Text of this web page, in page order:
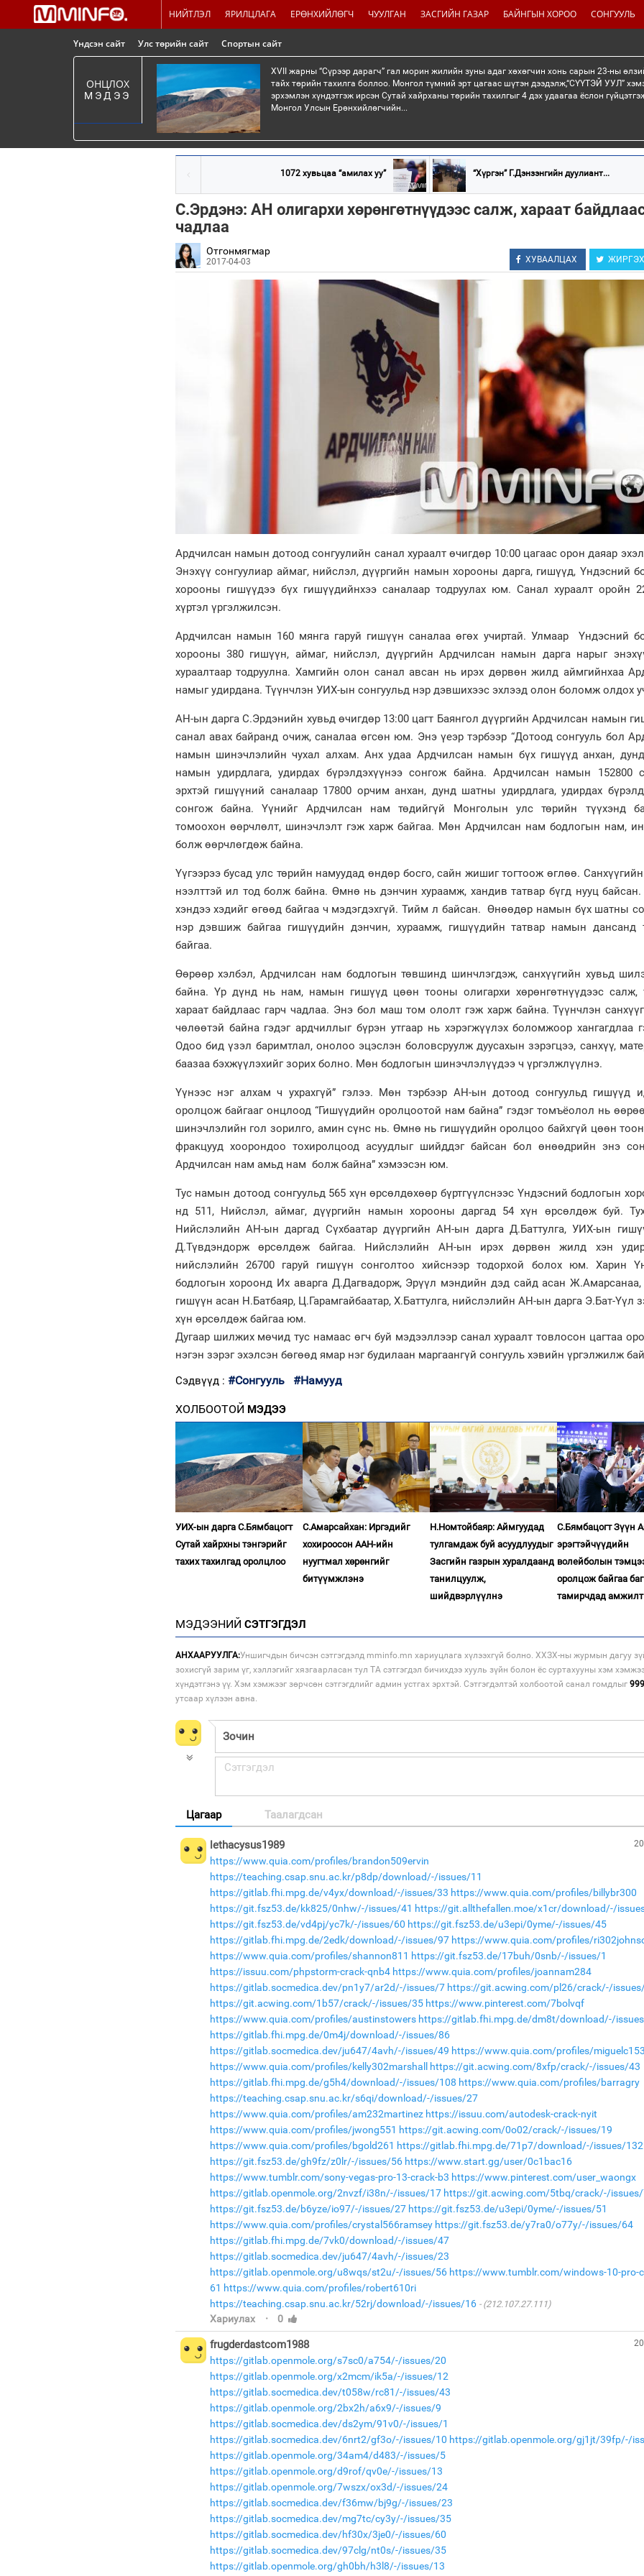
НИЙТЛЭЛ ЯРИЛЦЛАГА ЕРӨНХИЙЛӨГЧ ЧУУЛГАН ЗАСГИЙН ГАЗАР БАЙНГЫН ХОРОО СОНГУУЛЬ
Үндсэн сайт Улс төрийн сайт Спортын сайт
ОНЦЛОХ
МЭДЭЭ
XVII жарны “Сүрээр дарагч” гал морин жилийн зуны адаг хөхөгчин хонь сарын 23-ны
тайх төрийн тахилга боллоо. Монгол түмний эрт цагаас шүтэн дээдэлж,“СҮҮТЭЙ УУЛ”
эрхэмлэн хүндэтгэж ирсэн Сутай хайрханы төрийн тахилгыг 4 дэх удаагаа ёслон
Монгол Улсын Ерөнхийлөгчийн...
1072 хувьцаа “амилах уу” “Хүргэн” Г.Дэнзэнгийн дуулиант...
С.Эрдэнэ: АН олигархи хөрөнгөтнүүдээс салж, хараат
чадлаа
Отгонмягмар
2017-04-03 ХУВААЛЦАХ ЖИРГЭХ
Ардчилсан намын дотоод сонгуулийн санал хураалт өчигдөр 10:00 цагаас орон даяар
Энэхүү сонгуулиар аймаг, нийслэл, дүүргийн намын хорооны дарга, гишүүд, Үндэсний
хорооны гишүүдээ бүх гишүүдийнхээ саналаар тодруулах юм. Санал хураалт оройн
хүртэл үргэлжилсэн.
Ардчилсан намын 160 мянга гаруй гишүүн саналаа өгөх учиртай. Улмаар Үндэсний
хорооны 380 гишүүн, аймаг, нийслэл, дүүргийн Ардчилсан намын дарга нарыг
хураалтаар тодруулна. Хамгийн олон санал авсан нь ирэх дөрвөн жилд аймгийнхаа
намыг удирдана. Түүнчлэн УИХ-ын сонгуульд нэр дэвшихээс эхлээд олон боломж олдох
АН-ын дарга С.Эрдэнийн хувьд өчигдөр 13:00 цагт Баянгол дүүргийн Ардчилсан намын
санал авах байранд очиж, саналаа өгсөн юм. Энэ үеэр тэрбээр “Дотоод сонгууль бол
намын шинэчлэлийн чухал алхам. Анх удаа Ардчилсан намын бүх гишүүд анхан,
намын удирдлага, удирдах бүрэлдэхүүнээ сонгож байна. Ардчилсан намын 152800
эрхтэй гишүүний саналаар 17800 орчим анхан, дунд шатны удирдлага, удирдах
сонгож байна. Үүнийг Ардчилсан нам төдийгүй Монголын улс төрийн түүхэнд
томоохон өөрчлөлт, шинэчлэлт гэж харж байгаа. Мөн Ардчилсан нам бодлогын нам,
болж өөрчлөгдөж байна.
Үүгээрээ бусад улс төрийн намуудад өндөр босго, сайн жишиг тогтоож өглөө.
нээлттэй ил тод болж байна. Өмнө нь дэнчин хураамж, хандив татвар бүгд нууц
хэндээ хэдийг өгөөд байгаа ч мэдэгдэхгүй. Тийм л байсан. Өнөөдөр намын бүх шатны
нэр дэвшиж байгаа гишүүдийн дэнчин, хураамж, гишүүдийн татвар намын дансанд
байгаа.
Өөрөөр хэлбэл, Ардчилсан нам бодлогын төвшинд шинчлэгдэж, санхүүгийн хувьд
байна. Үр дүнд нь нам, намын гишүүд цөөн тооны олигархи хөрөнгөтнүүдээс салж,
хараат байдлаас гарч чадлаа. Энэ бол маш том ололт гэж харж байна. Түүнчлэн
чөлөөтэй байна гэдэг ардчиллыг бүрэн утгаар нь хэрэгжүүлэх боломжоор хангагдлаа
Одоо бид үзэл баримтлал, онолоо эцэслэн боловсруулж дуусахын зэрэгцээ, санхүү,
баазаа бэхжүүлэхийг зорих болно. Мөн бодлогын шинэчлэлүүдээ ч үргэлжлүүлнэ.
Үүнээс нэг алхам ч ухрахгүй” гэлээ. Мөн тэрбээр АН-ын дотоод сонгуульд гишүүд
оролцож байгааг онцлоод “Гишүүдийн оролцоотой нам байна” гэдэг томъёолол нь
шинэчлэлийн гол зорилго, амин сүнс нь. Өмнө нь гишүүдийн оролцоо байхгүй цөөн
фракцууд хоорондоо тохиролцоод асуудлыг шийддэг байсан бол өнөөдрийн энэ
Ардчилсан нам амьд нам болж байна” хэмээсэн юм.
Тус намын дотоод сонгуульд 565 хүн өрсөлдөхөөр бүртгүүлснээс Үндэсний бодлогын
нд 511, Нийслэл, аймаг, дүүргийн намын хорооны даргад 54 хүн өрсөлдөж буй.
Нийслэлийн АН-ын даргад Сүхбаатар дүүргийн АН-ын дарга Д.Баттулга, УИХ-ын
Д.Түвдэндорж өрсөлдөж байгаа. Нийслэлийн АН-ын ирэх дөрвөн жилд хэн
нийслэлийн 26700 гаруй гишүүн сонголтоо хийснээр тодорхой болох юм. Харин
бодлогын хороонд Их аварга Д.Дагвадорж, Эрүүл мэндийн дэд сайд асан
гишүүн асан Н.Батбаяр, Ц.Гарамгайбаатар, Х.Баттулга, нийслэлийн АН-ын дарга Э.Бат-Үүл
хүн өрсөлдөж байгаа юм.
Дугаар шилжих мөчид тус намаас өгч буй мэдээллээр санал хураалт товлосон цагтаа
нэгэн зэрэг эхэлсэн бөгөөд ямар нэг будилаан маргаангүй сонгууль хэвийн үргэлжилж
Сэдвүүд : #Сонгууль #Намууд
ХОЛБООТОЙ МЭДЭЭ
УИХ-ын дарга С.Бямбацогт
Сутай хайрхны тэнгэрийг
тахих тахилгад оролцлоо
С.Амарсайхан: Иргэдийг
хохироосон ААН-ийн
нуугтмал хөрөнгийг
битүүмжлэнэ
Н.Номтойбаяр: Аймгуудад
тулгамдаж буй асуудлуудыг
Засгийн газрын хуралдаанд
танилцуулж,
шийдвэрлүүлнэ
С.Бямбацогт Зүүн
эрэгтэйчүүдийн
волейболын
оролцож байгаа баг
тамирчдад амжилт
МЭДЭЭНИЙ СЭТГЭГДЭЛ
АНХААРУУЛГА:Уншигчдын бичсэн сэтгэгдэлд mminfo.mn хариуцлага хүлээхгүй болно. ХХЗХ-ны журмын дагуу
зохисгүй зарим үг, хэллэгийг хязгаарласан тул ТА сэтгэгдэл бичихдээ хууль зүйн болон ёс суртахууны хэм
хүндэтгэнэ үү. Хэм хэмжээг зөрчсөн сэтгэгдлийг админ устгах эрхтэй. Сэтгэгдэлтэй холбоотой санал гомдлыг
утсаар хүлээн авна.
Цагаар Таалагдсан
lethacysus1989
https://www.quia.com/profiles/brandon509ervin
https://teaching.csap.snu.ac.kr/p8dp/download/-/issues/11
https://gitlab.fhi.mpg.de/v4yx/download/-/issues/33 https://www.quia.com/profiles/billybr300
https://git.fsz53.de/kk825/0nhw/-/issues/41 https://git.allthefallen.moe/x1cr/download/-/
https://git.fsz53.de/vd4pj/yc7k/-/issues/60 https://git.fsz53.de/u3epi/0yme/-/issues/45
https://gitlab.fhi.mpg.de/2edk/download/-/issues/97 https://www.quia.com/profiles/
https://www.quia.com/profiles/shannon811 https://git.fsz53.de/17buh/0snb/-/issues/1
https://issuu.com/phpstorm-crack-qnb4 https://www.quia.com/profiles/joannam284
https://gitlab.socmedica.dev/pn1y7/ar2d/-/issues/7 https://git.acwing.com/pl26/crack/-/
https://git.acwing.com/1b57/crack/-/issues/35 https://www.pinterest.com/7bolvqf
https://www.quia.com/profiles/austinstowers https://gitlab.fhi.mpg.de/dm8t/download/-/
https://gitlab.fhi.mpg.de/0m4j/download/-/issues/86
https://gitlab.socmedica.dev/ju647/4avh/-/issues/49 https://www.quia.com/profiles/miguelc153
https://www.quia.com/profiles/kelly302marshall
https://git.acwing.com/8xfp/crack/-/issues/43
https://gitlab.fhi.mpg.de/g5h4/download/-/issues/108 https://www.quia.com/profiles/barragry
https://teaching.csap.snu.ac.kr/s6qi/download/-/issues/27
https://www.quia.com/profiles/am232martinez https://issuu.com/autodesk-crack-nyit
https://www.quia.com/profiles/jwong551 https://git.acwing.com/0o02/crack/-/issues/19
https://www.quia.com/profiles/bgold261 https://gitlab.fhi.mpg.de/71p7/download/-/issues/132
https://git.fsz53.de/gh9fz/z0lr/-/issues/56 https://www.start.gg/user/0c1bac16
https://www.tumblr.com/sony-vegas-pro-13-crack-b3 https://www.pinterest.com/user_waongx
https://gitlab.openmole.org/2nvzf/i38n/-/issues/17 https://git.acwing.com/5tbq/crack/-/
https://git.fsz53.de/b6yze/io97/-/issues/27 https://git.fsz53.de/u3epi/0yme/-/issues/51
https://www.quia.com/profiles/crystal566ramsey https://git.fsz53.de/y7ra0/o77y/-/issues/64
https://gitlab.fhi.mpg.de/7vk0/download/-/issues/47
https://gitlab.socmedica.dev/ju647/4avh/-/issues/23
https://gitlab.openmole.org/u8wqs/st2u/-/issues/56 https://www.tumblr.com/windows-10-pro-
61 https://www.quia.com/profiles/robert610ri
https://teaching.csap.snu.ac.kr/52rj/download/-/issues/16
(212.107.27.111)
Хариулах · 0
frugderdastcom1988
https://gitlab.openmole.org/s7sc0/a754/-/issues/20
https://gitlab.openmole.org/x2mcm/ik5a/-/issues/12
https://gitlab.socmedica.dev/t058w/rc81/-/issues/43
https://gitlab.openmole.org/2bx2h/a6x9/-/issues/9
https://gitlab.socmedica.dev/ds2ym/91v0/-/issues/1
https://gitlab.socmedica.dev/6nrt2/gf3o/-/issues/10 https://gitlab.openmole.org/gj1jt/39fp/-/
https://gitlab.openmole.org/34am4/d483/-/issues/5
https://gitlab.openmole.org/d9rof/qv0e/-/issues/13
https://gitlab.openmole.org/7wszx/ox3d/-/issues/24
https://gitlab.socmedica.dev/f36mw/bj9g/-/issues/23
https://gitlab.socmedica.dev/mg7tc/cy3y/-/issues/35
https://gitlab.socmedica.dev/hf30x/3je0/-/issues/60
https://gitlab.socmedica.dev/97clg/nt0s/-/issues/35
https://gitlab.openmole.org/gh0bh/h3l8/-/issues/13